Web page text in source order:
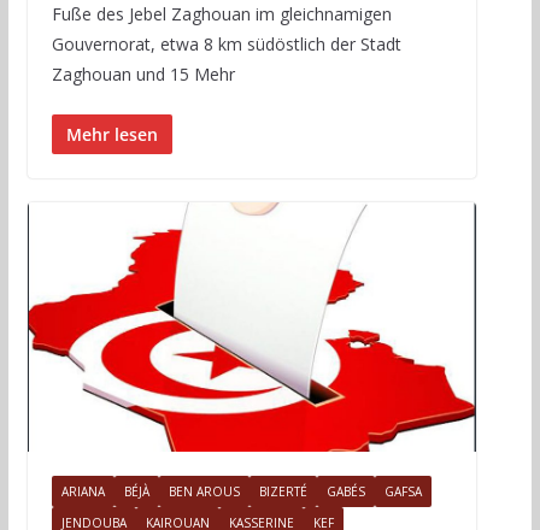
Fuße des Jebel Zaghouan im gleichnamigen
Gouvernorat, etwa 8 km südöstlich der Stadt
Zaghouan und 15 Mehr
Mehr lesen
ARIANA BÉJÀ BEN AROUS BIZERTÉ GABÉS
GAFSA
JENDOUBA
KAIROUAN KASSERINE
KEF